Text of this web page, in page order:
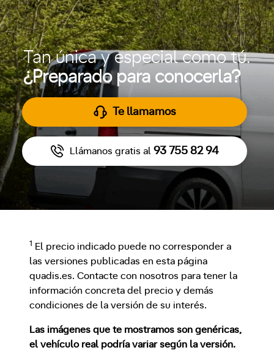
Tan única y especial como tú.
¿Preparado para conocerla?
Te llamamos
Llámanos gratis al 93 755 82 94
1
El precio indicado puede no corresponder a
las versiones publicadas en esta página
quadis.es. Contacte con nosotros para tener la
información concreta del precio y demás
condiciones de la versión de su interés.
Las imágenes que te mostramos son genéricas,
el vehículo real podría variar según la versión.